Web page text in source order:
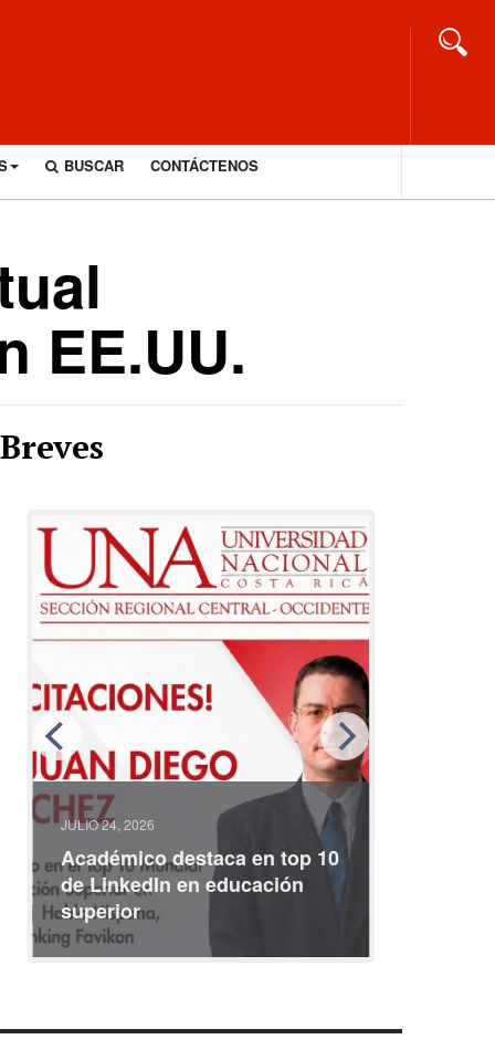
BUSCAR CONTÁCTENOS
EE.UU.
Breves
top 10
JULIO 08, 2026
Participe en coloquio
internacional sobre
identidades iberoamericanas